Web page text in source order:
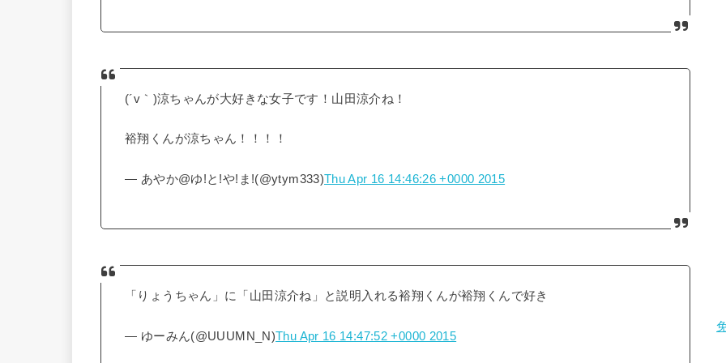
(´v｀)涼ちゃんが大好きな女子です！山田涼介ね！
裕翔くんが涼ちゃん！！！！
— あやか@ゆ!と!や!ま!(@ytym333)Thu Apr 16 14:46:26 +0000 2015
「りょうちゃん」に「山田涼介ね」と説明入れる裕翔くんが裕翔くんで好き
— ゆーみん(@UUUMN_N)Thu Apr 16 14:47:52 +0000 2015